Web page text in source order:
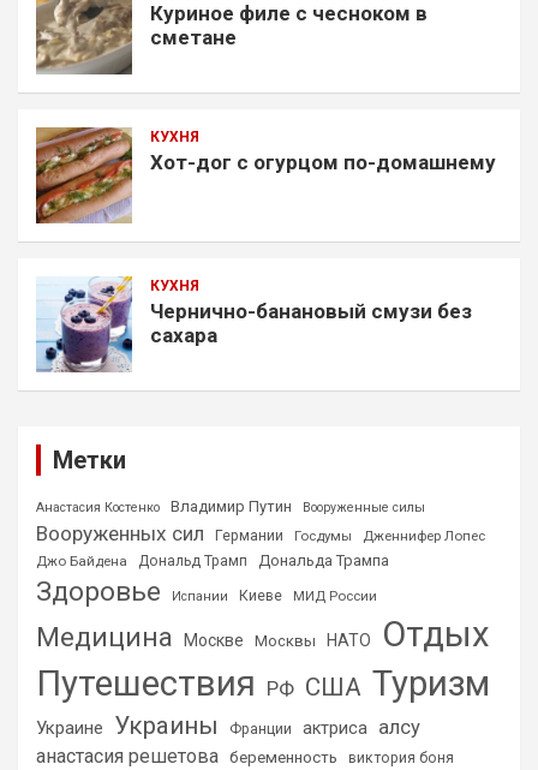
Куриное филе с чесноком в
сметане
КУХНЯ
Хот-дог с огурцом по-домашнему
КУХНЯ
Чернично-банановый смузи без
сахара
Метки
Анастасия Костенко Владимир Путин Вооруженные силы
Вооруженных сил Германии Госдумы
Дженнифер Лопес
Джо Байдена
Дональд Трамп Дональда Трампа
Здоровье Испании Киеве МИД России
Медицина Москве Москвы НАТО
Отдых
Путешествия РФ США Туризм
Украине Украины Франции актриса алсу
анастасия решетова беременность
виктория боня